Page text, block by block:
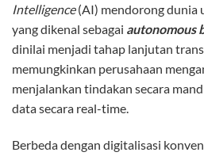
Intelligence(AI) mendorong dunia
yang dikenal sebagai autonomous
dinilai menjadi tahap lanjutan
memungkinkan perusahaan
menjalankan tindakan secara
data secara real-time.
Berbeda dengan digitalisasi